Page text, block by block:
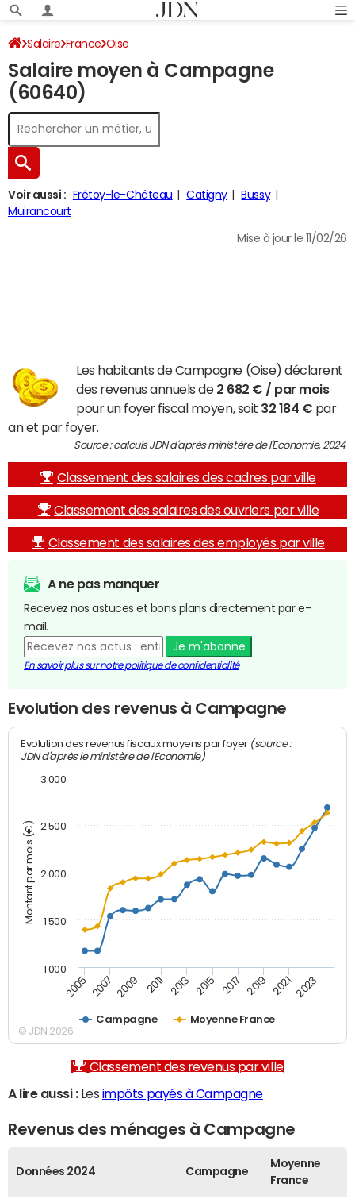
Salaire France Oise
Salaire moyen à Campagne
(60640)
Voir aussi : Frétoy-le-Château Catigny
Bussy
Muirancourt
Mise à jour le 11/02/26
Les habitants de Campagne (Oise) déclarent
des revenus annuels de 2 682 € / par mois
pour un foyer fiscal moyen, soit 32 184 € par
an et par foyer.
Source : calculs JDN d'après ministère de l'Economie, 2024
Classement des salaires des cadres par ville
Classement des salaires des ouvriers par ville
Classement des salaires des employés par ville
A ne pas manquer
Recevez nos astuces et bons plans directement par e-
mail.
Je m'abonne
En savoir plus sur notre politique de confidentialité
Evolution des revenus à Campagne
Montant par mois (€)
Evolution des revenus fiscaux moyens par foyer (source :
JDN d'après le ministère de l'Economie)
Campagne Moyenne France
2005 2007 2009 2011 2013 2015 2017 2019 2021 2023
1 000
1 500
2 000
2 500
3 000
© JDN 2026
Classement des revenus par ville
A lire aussi :Les impôts payés à Campagne
Revenus des ménages à Campagne
Données 2024 Campagne
Moyenne
France